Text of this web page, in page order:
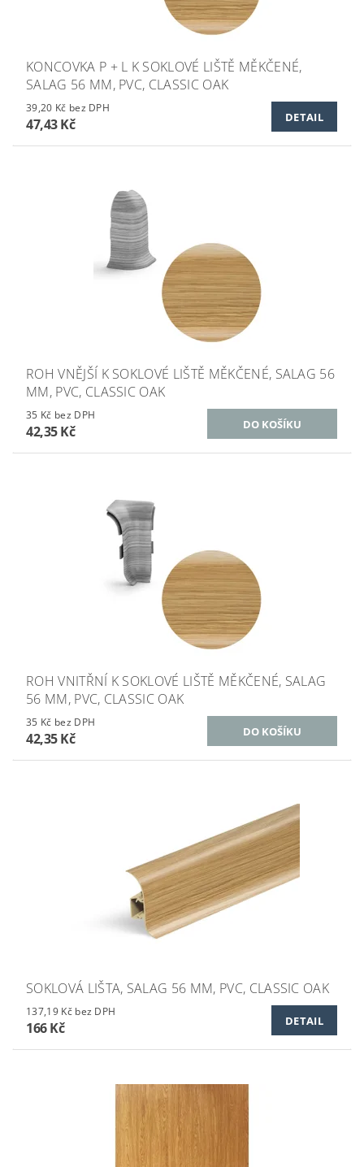
KONCOVKA P + L K SOKLOVÉ LIŠTĚ MĚKČENÉ,
SALAG 56 MM, PVC, CLASSIC OAK
39,20 Kč bez DPH
47,43 Kč DETAIL
ROH VNĚJŠÍ K SOKLOVÉ LIŠTĚ MĚKČENÉ, SALAG 56
MM, PVC, CLASSIC OAK
35 Kč bez DPH
42,35 Kč
ROH VNITŘNÍ K SOKLOVÉ LIŠTĚ MĚKČENÉ, SALAG
56 MM, PVC, CLASSIC OAK
35 Kč bez DPH
42,35 Kč
SOKLOVÁ LIŠTA, SALAG 56 MM, PVC, CLASSIC OAK
137,19 Kč bez DPH
166 Kč DETAIL